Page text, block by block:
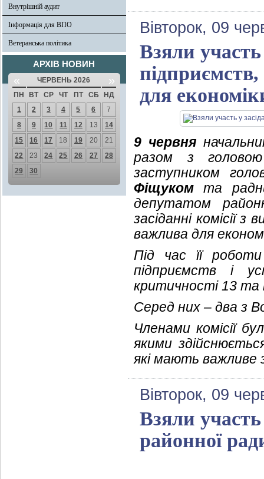
Внутрішній аудит
Інформація для ВПО
Ветеранська політика
АРХІВ НОВИН
« ЧЕРВЕНЬ 2026 »
ПН ВТ СР ЧТ ПТ СБ
НД
1
2 3 4 5 6
7
8
9 10 11 12 13
14
15
16 17 18 19 20
21
22
23 24 25 26 27
28
29
30
Вівторок, 09
Взяли участь
для
9 червня
разом з
заступником
Фіщуком та
депутатом
засіданні комісії
важлива для
Під час її
підприємств і
критичності 13 та
Серед них – два з
Членами комісії
якими
які мають важливе
Вівторок, 09
Взяли участь
районної